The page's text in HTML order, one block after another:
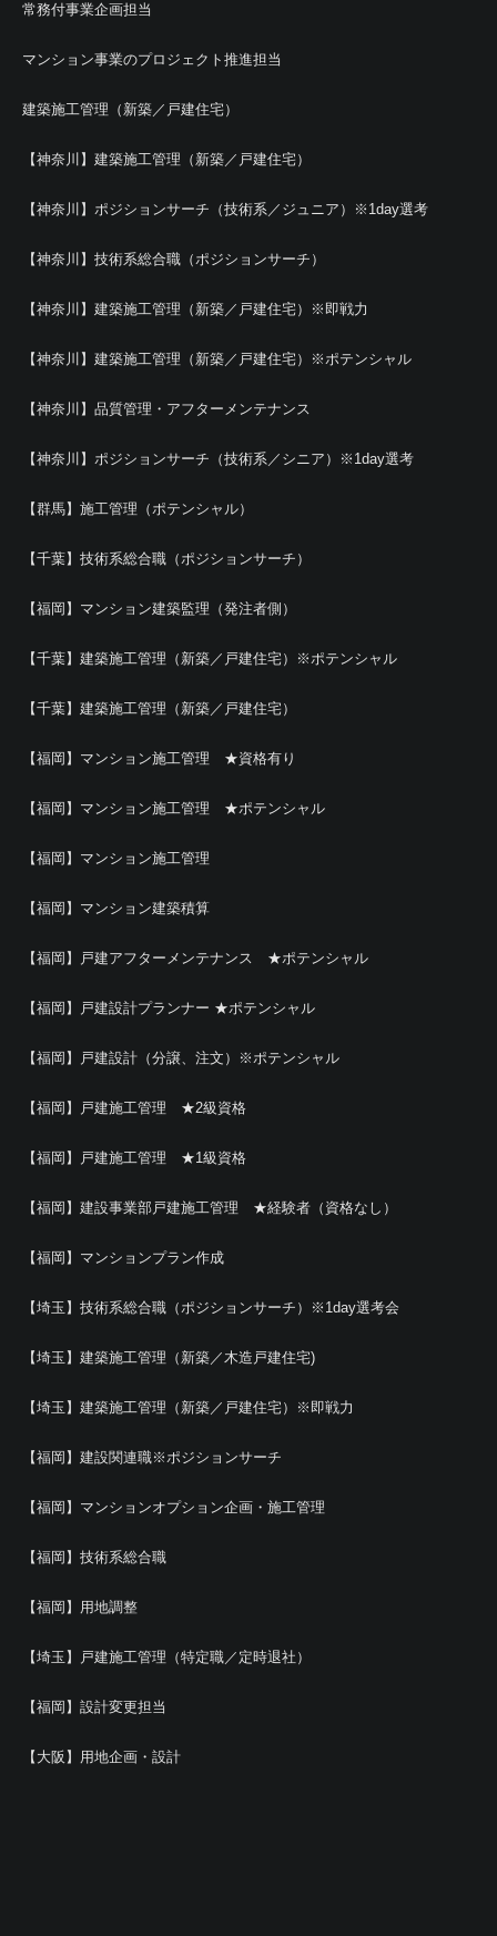
常務付事業企画担当
マンション事業のプロジェクト推進担当
建築施工管理（新築／戸建住宅）
【神奈川】建築施工管理（新築／戸建住宅）
【神奈川】ポジションサーチ（技術系／ジュニア）※1day選考
【神奈川】技術系総合職（ポジションサーチ）
【神奈川】建築施工管理（新築／戸建住宅）※即戦力
【神奈川】建築施工管理（新築／戸建住宅）※ポテンシャル
【神奈川】品質管理・アフターメンテナンス
【神奈川】ポジションサーチ（技術系／シニア）※1day選考
【群馬】施工管理（ポテンシャル）
【千葉】技術系総合職（ポジションサーチ）
【福岡】マンション建築監理（発注者側）
【千葉】建築施工管理（新築／戸建住宅）※ポテンシャル
【千葉】建築施工管理（新築／戸建住宅）
【福岡】マンション施工管理 ★資格有り
【福岡】マンション施工管理 ★ポテンシャル
【福岡】マンション施工管理
【福岡】マンション建築積算
【福岡】戸建アフターメンテナンス ★ポテンシャル
【福岡】戸建設計プランナー ★ポテンシャル
【福岡】戸建設計（分譲、注文）※ポテンシャル
【福岡】戸建施工管理 ★2級資格
【福岡】戸建施工管理 ★1級資格
【福岡】建設事業部戸建施工管理 ★経験者（資格なし）
【福岡】マンションプラン作成
【埼玉】技術系総合職（ポジションサーチ）※1day選考会
【埼玉】建築施工管理（新築／木造戸建住宅)
【埼玉】建築施工管理（新築／戸建住宅）※即戦力
【福岡】建設関連職※ポジションサーチ
【福岡】マンションオプション企画・施工管理
【福岡】技術系総合職
【福岡】用地調整
【埼玉】戸建施工管理（特定職／定時退社）
【福岡】設計変更担当
【大阪】用地企画・設計